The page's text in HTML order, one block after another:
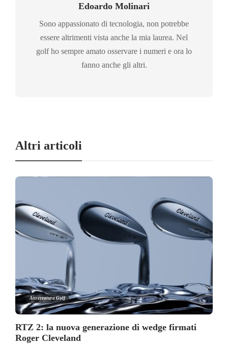
Edoardo Molinari
Sono appassionato di tecnologia, non potrebbe
essere altrimenti vista anche la mia laurea. Nel
golf ho sempre amato osservare i numeri e ora lo
fanno anche gli altri.
Altri articoli
Attrezzatura Golf
RTZ 2: la nuova generazione di wedge firmati
Roger Cleveland